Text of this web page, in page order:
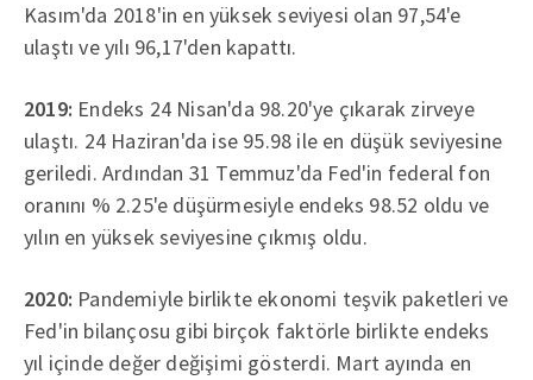
Kasım'da 2018'in en yüksek seviyesi olan 97,54'e
ulaştı ve yılı 96,17'den kapattı.
2019: Endeks 24 Nisan'da 98.20'ye çıkarak zirveye
ulaştı. 24 Haziran'da ise 95.98 ile en düşük seviyesine
geriledi. Ardından 31 Temmuz'da Fed'in federal fon
oranını % 2.25'e düşürmesiyle endeks 98.52 oldu ve
yılın en yüksek seviyesine çıkmış oldu.
2020: Pandemiyle birlikte ekonomi teşvik paketleri ve
Fed'in bilançosu gibi birçok faktörle birlikte endeks
yıl içinde değer değişimi gösterdi. Mart ayında en